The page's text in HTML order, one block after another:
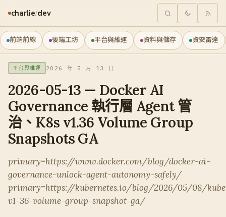
charlie/dev
前端前線 後端工坊 平台與維運 資料與儲存 資安雷達
平台與維運 2026 年 5 月 13 日
2026-05-13 — Docker AI
Governance 執行層 Agent 管
治、K8s v1.36 Volume Group
Snapshots GA
primary=https://www.docker.com/blog/docker-ai-
governance-unlock-agent-autonomy-safely/
primary=https://kubernetes.io/blog/2026/05/08/
v1-36-volume-group-snapshot-ga/